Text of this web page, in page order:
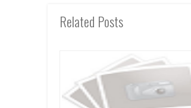
Related Posts